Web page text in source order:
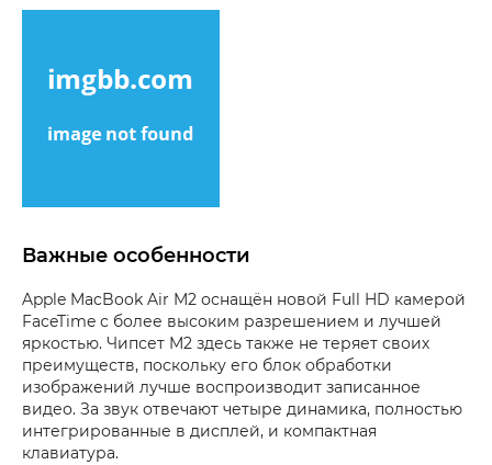
Важные особенности
Apple MacBook Air M2 оснащён новой Full HD камерой
FaceTime с более высоким разрешением и лучшей
яркостью. Чипсет M2 здесь также не теряет своих
преимуществ, поскольку его блок обработки
изображений лучше воспроизводит записанное
видео. За звук отвечают четыре динамика, полностью
интегрированные в дисплей, и компактная
клавиатура.